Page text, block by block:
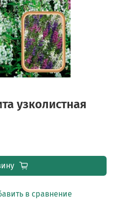
узколистная
в сравнение